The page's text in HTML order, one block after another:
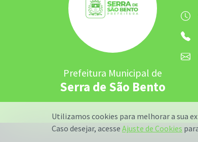
Prefeitura Municipal de
Serra de São Bento
Utilizamos cookies para melhorar a sua
Caso desejar, acesse Ajuste de Cookies